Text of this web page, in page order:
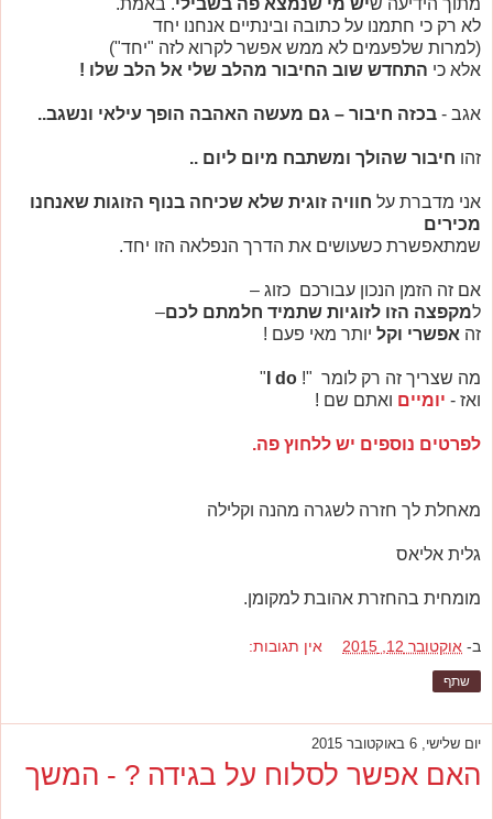
מתוך הידיעה שיש מי שנמצא פה בשבילי. באמת.
לא רק כי חתמנו על כתובה ובינתיים אנחנו יחד
(למרות שלפעמים לא ממש אפשר לקרוא לזה "יחד")
אלא כי התחדש שוב החיבור מהלב שלי אל הלב שלו !
אגב - בכזה חיבור – גם מעשה האהבה הופך עילאי ונשגב..
זהו חיבור שהולך ומשתבח מיום ליום ..
אני מדברת על חוויה זוגית שלא שכיחה בנוף הזוגות שאנחנו
מכירים
שמתאפשרת כשעושים את הדרך הנפלאה הזו יחד.
אם זה הזמן הנכון עבורכם כזוג –
למקפצה הזו לזוגיות שתמיד חלמתם לכם–
זה אפשרי וקל יותר מאי פעם !
מה שצריך זה רק לומר " I do !
"
ואז - יומיים ואתם שם !
לפרטים נוספים יש ללחוץ פה.
מאחלת לך חזרה לשגרה מהנה וקלילה
גלית אליאס
מומחית בהחזרת אהובת למקומן.
ב- אוקטובר 12, 2015 אין תגובות:
שתף
יום שלישי, 6 באוקטובר 2015
האם אפשר לסלוח על בגידה ? - המשך